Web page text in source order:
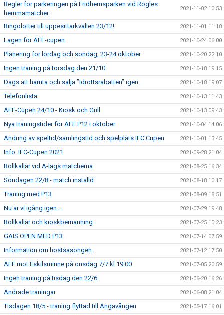
Regler för parkeringen på Fridhemsparken vid Rögles
hemmamatcher.
2021-11-02 10:53
Bingolotter till uppesittarkvällen 23/12! 2021-11-01 11:18
Lagen för ÄFF-cupen 2021-10-24 06:00
Planering för lördag och söndag, 23-24 oktober 2021-10-20 22:10
Ingen träning på torsdag den 21/10 2021-10-18 19:15
Dags att hämta och sälja ”Idrottsrabatten” igen. 2021-10-18 19:07
Telefonlista 2021-10-13 11:43
ÄFF-Cupen 24/10 - Kiosk och Grill 2021-10-13 09:43
Nya träningstider för ÄFF P12 i oktober 2021-10-04 14:06
Ändring av speltid/samlingstid och spelplats IFC Cupen 2021-10-01 13:45
Info. IFC-Cupen 2021 2021-09-28 21:04
Bollkallar vid A-lags matcherna 2021-08-25 16:34
Söndagen 22/8 - match inställd 2021-08-18 10:17
Träning med P13 2021-08-09 18:51
Nu är vi igång igen.... 2021-07-29 19:48
Bollkallar och kioskbemanning 2021-07-25 10:23
GAIS OPEN MED P13. 2021-07-14 07:59
Information om höstsäsongen. 2021-07-12 17:50
ÄFF mot Eskilsminne på onsdag 7/7 kl 19:00 2021-07-05 20:59
Ingen träning på tisdag den 22/6 2021-06-20 16:26
Ändrade träningar 2021-06-08 21:04
Tisdagen 18/5 - träning flyttad till Ängavången 2021-05-17 16:01